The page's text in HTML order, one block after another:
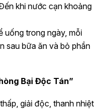
khi nước cạn khoảng
uống trong ngày, mỗi
sau bữa ăn và bỏ phần
Bại Độc Tán”
giải độc, thanh nhiệt